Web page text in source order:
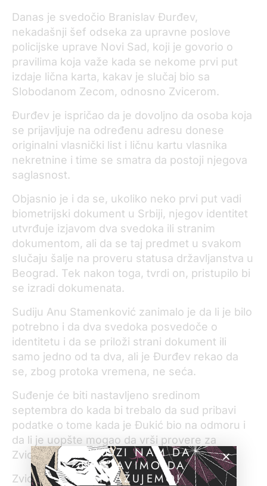
Danas je svedočio Branislav Đurđev,
nekadašnji šef odseka za upravne poslove
policijske uprave Novi Sad, koji je govorio o
pravilima koja važe kada se nekome prvi put
izdaje lična karta, kakav je slučaj bio sa
Slobodanom Zecom, odnosno Zvicerom.
Đurđev je ispričao da je dovoljno da osoba koja
se prijavljuje na određenu adresu donese
originalni vlasnički list i ličnu kartu vlasnika
nekretnine i time se smatra da postoji njegova
saglasnost.
Objasnio je i da se, ukoliko neko prvi put vadi
biometrijski dokument u Srbiji, njegov identitet
utvrđuje izjavom dva svedoka ili stranim
dokumentom, ali da se taj predmet u svakom
slučaju šalje na proveru statusa državljanstva u
Beograd. Tek nakon toga, tvrdi on, pristupilo bi
se izradi dokumenata.
Sudiju Anu Stamenković zanimalo je da li je bilo
potrebno i da dva svedoka posvedoče o
identitetu i da se priloži strani dokument ili
samo jedno od ta dva, ali je Đurđev rekao da
se, zbog protoka vremena, ne seća.
Suđenje će biti nastavljeno sredinom
septembra do kada bi trebalo da sud pribavi
podatke o tome kada je Đukić bio na odmoru i
da li je uopšte mogao da vrši provere za
Zvicera, a što mu tužilaštvo stavlja na teret.
Zviceru se sudi u odsustvu, jer je u bekstvu.
POMOZI NAM DA
NASTAVIMO DA
ISTRAŽUJEMO!